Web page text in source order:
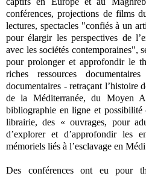
conférences, projections de films
lectures, spectacles "confiés à un
pour élargir les perspectives de
avec les sociétés contemporaines",
pour prolonger et approfondir le
riches ressources
documentaires - retraçant l’histoire
de la Méditerranée, du Moyen
bibliographie en ligne et possibilité
librairie, des « ouvrages, pour
d’explorer et d’approfondir les
mémoriels liés à l’esclavage en
Des conférences ont eu pour